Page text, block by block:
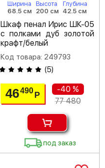
Ширина
68.5 см
Высота
200 см
Глубина
42.5 см
Шкаф пенал Ирис ШК-05
с полками дуб золотой
крафт/белый
Код товара: 249793
(5)
46490 Р
-40 %
77 480
под заказ